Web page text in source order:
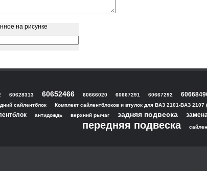
на рисунке
60628313 60652466 60666020 60667291 60667292
сайлентблок Комплект сайлентблоков и втулок для ВАЗ 2101-ВАЗ 2107
антидождь верхний рычаг задняя подвеска
передняя подвеска